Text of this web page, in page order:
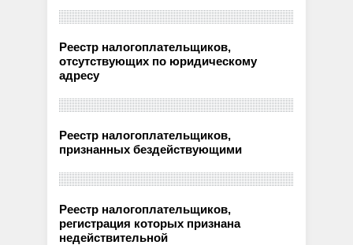
Реестр налогоплательщиков,
отсутствующих по юридическому
адресу
Реестр налогоплательщиков,
признанных бездействующими
Реестр налогоплательщиков,
регистрация которых признана
недействительной